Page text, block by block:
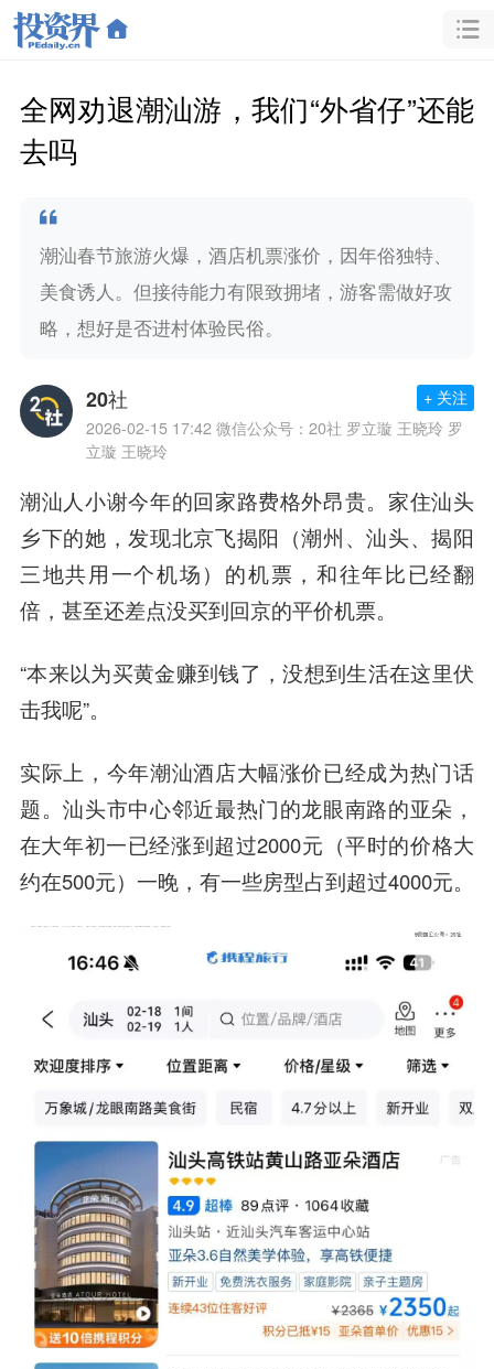
全网劝退潮汕游，我们“外省仔”还能
去吗
潮汕春节旅游火爆，酒店机票涨价，因年俗独特、
美食诱人。但接待能力有限致拥堵，游客需做好攻
略，想好是否进村体验民俗。
20社
2026-02-15 17:42 微信公众号：20社 罗立璇 王晓玲 罗
立璇 王晓玲
+ 关注
潮汕人小谢今年的回家路费格外昂贵。家住汕头
乡下的她，发现北京飞揭阳（潮州、汕头、揭阳
三地共用一个机场）的机票，和往年比已经翻
倍，甚至还差点没买到回京的平价机票。
“本来以为买黄金赚到钱了，没想到生活在这里伏
击我呢”。
实际上，今年潮汕酒店大幅涨价已经成为热门话
题。汕头市中心邻近最热门的龙眼南路的亚朵，
在大年初一已经涨到超过2000元（平时的价格大
约在500元）一晚，有一些房型占到超过4000元。